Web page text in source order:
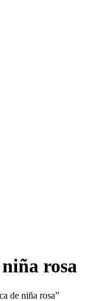
rosa
de niña rosa”